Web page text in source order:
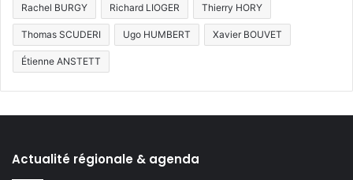
Rachel BURGY Richard LIOGER Thierry HORY
Thomas SCUDERI Ugo HUMBERT Xavier BOUVET
Étienne ANSTETT
Actualité régionale & agenda